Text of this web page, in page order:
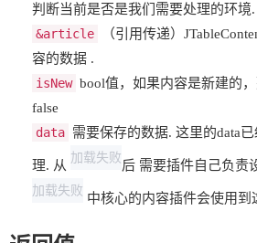
判断当前是否是我们需要处理的环境.
&article
（引用传递）
容的数据 .
isNew bool值，如果内容是新建的
false
data 需要保存的数据. 这里的data
理. 从
加载失败
后 需要插件自己负责
加载失败
中核心的内容插件会使用到